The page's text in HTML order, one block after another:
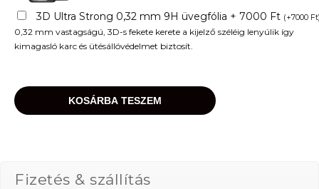
3D Ultra Strong 0,32 mm 9H üvegfólia + 7000 Ft (+7000 Ft
0,32 mm vastagságú, 3D-s fekete kerete a kijelző széléig lenyúlik így
kimagasló karc és ütésállóvédelmet biztosít.
KOSÁRBA TESZEM
Fizetés & szállítás